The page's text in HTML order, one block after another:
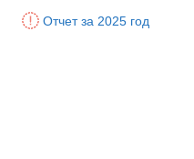
Отчет за 2025 год